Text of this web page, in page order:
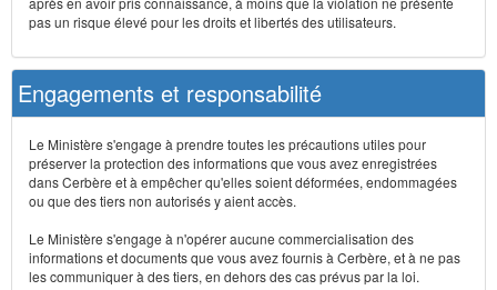
pas un risque élevé pour les droits et libertés des utilisateurs.
Engagements et responsabilité
Le Ministère s'engage à prendre toutes les précautions utiles pour
préserver la protection des informations que vous avez enregistrées
dans Cerbère et à empêcher qu'elles soient déformées, endommagées
ou que des tiers non autorisés y aient accès.
Le Ministère s'engage à n'opérer aucune commercialisation des
informations et documents que vous avez fournis à Cerbère, et à ne pas
les communiquer à des tiers, en dehors des cas prévus par la loi.